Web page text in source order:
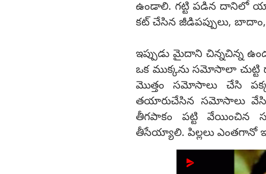
ఉండాలి. గట్టి పడిన దానిలో
కట్ చేసిన జీడిపప్పులు, బాదాం,
ఇప్పుడు మైదాని చిన్నచిన్న
ఒక ముక్కను సమోసాలా
మొత్తం సమోసాలు చేసి
తయారుచేసిన సమోసాలు
తీగపాకం పట్టి వేయించిన
తీసేయ్యాలి. పిల్లలు ఎంతగానో